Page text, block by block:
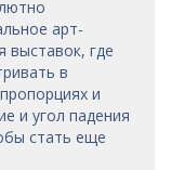
арт-
выставок, где
в
и
и угол падения
стать еще